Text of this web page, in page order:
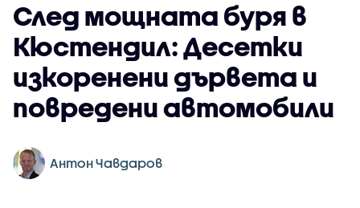
След мощната буря в
Кюстендил: Десетки
изкоренени дървета и
повредени автомобили
Антон Чавдаров